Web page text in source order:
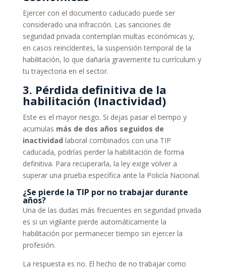
Ejercer con el documento caducado puede ser
considerado una infracción. Las sanciones de
seguridad privada contemplan multas económicas y,
en casos reincidentes, la suspensión temporal de la
habilitación, lo que dañaría gravemente tu currículum y
tu trayectoria en el sector.
3. Pérdida definitiva de la
habilitación (Inactividad)
Este es el mayor riesgo. Si dejas pasar el tiempo y
acumulas más de dos años seguidos de
inactividad laboral combinados con una TIP
caducada, podrías perder la habilitación de forma
definitiva. Para recuperarla, la ley exige volver a
superar una prueba específica ante la Policía Nacional.
¿Se pierde la TIP por no trabajar durante
años?
Una de las dudas más frecuentes en seguridad privada
es si un vigilante pierde automáticamente la
habilitación por permanecer tiempo sin ejercer la
profesión.
La respuesta es no. El hecho de no trabajar como